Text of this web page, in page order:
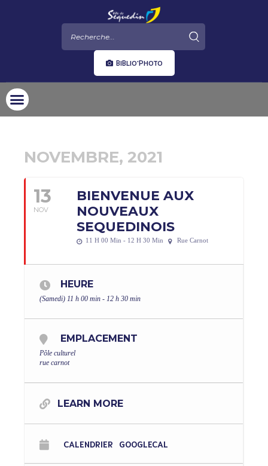
BIBLIO'PHOTO
NOVEMBRE, 2021
13
NOV
BIENVENUE AUX
NOUVEAUX
SEQUEDINOIS
11 H 00 Min - 12 H 30 Min Rue Carnot
HEURE
(Samedi) 11 h 00 min - 12 h 30 min
EMPLACEMENT
Pôle culturel
rue carnot
LEARN MORE
CALENDRIER GOOGLECAL